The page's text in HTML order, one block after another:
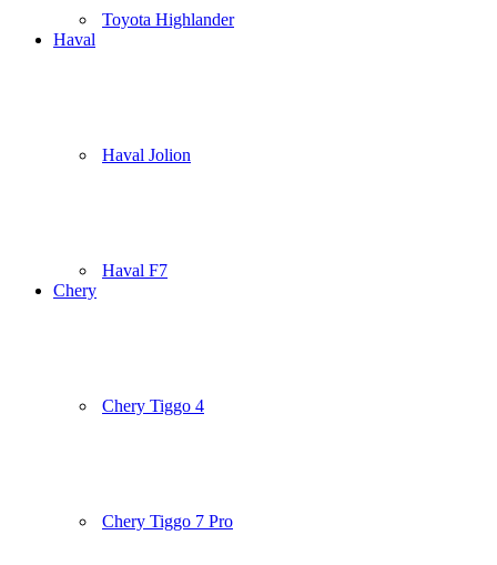
Toyota Highlander
Haval
Haval Jolion
Haval F7
Chery
Chery Tiggo 4
Chery Tiggo 7 Pro